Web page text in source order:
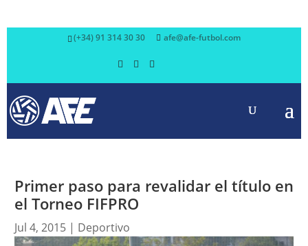
(+34) 91 314 30 30 afe@afe-futbol.com
Primer paso para revalidar el título en
el Torneo FIFPRO
Jul 4, 2015| Deportivo